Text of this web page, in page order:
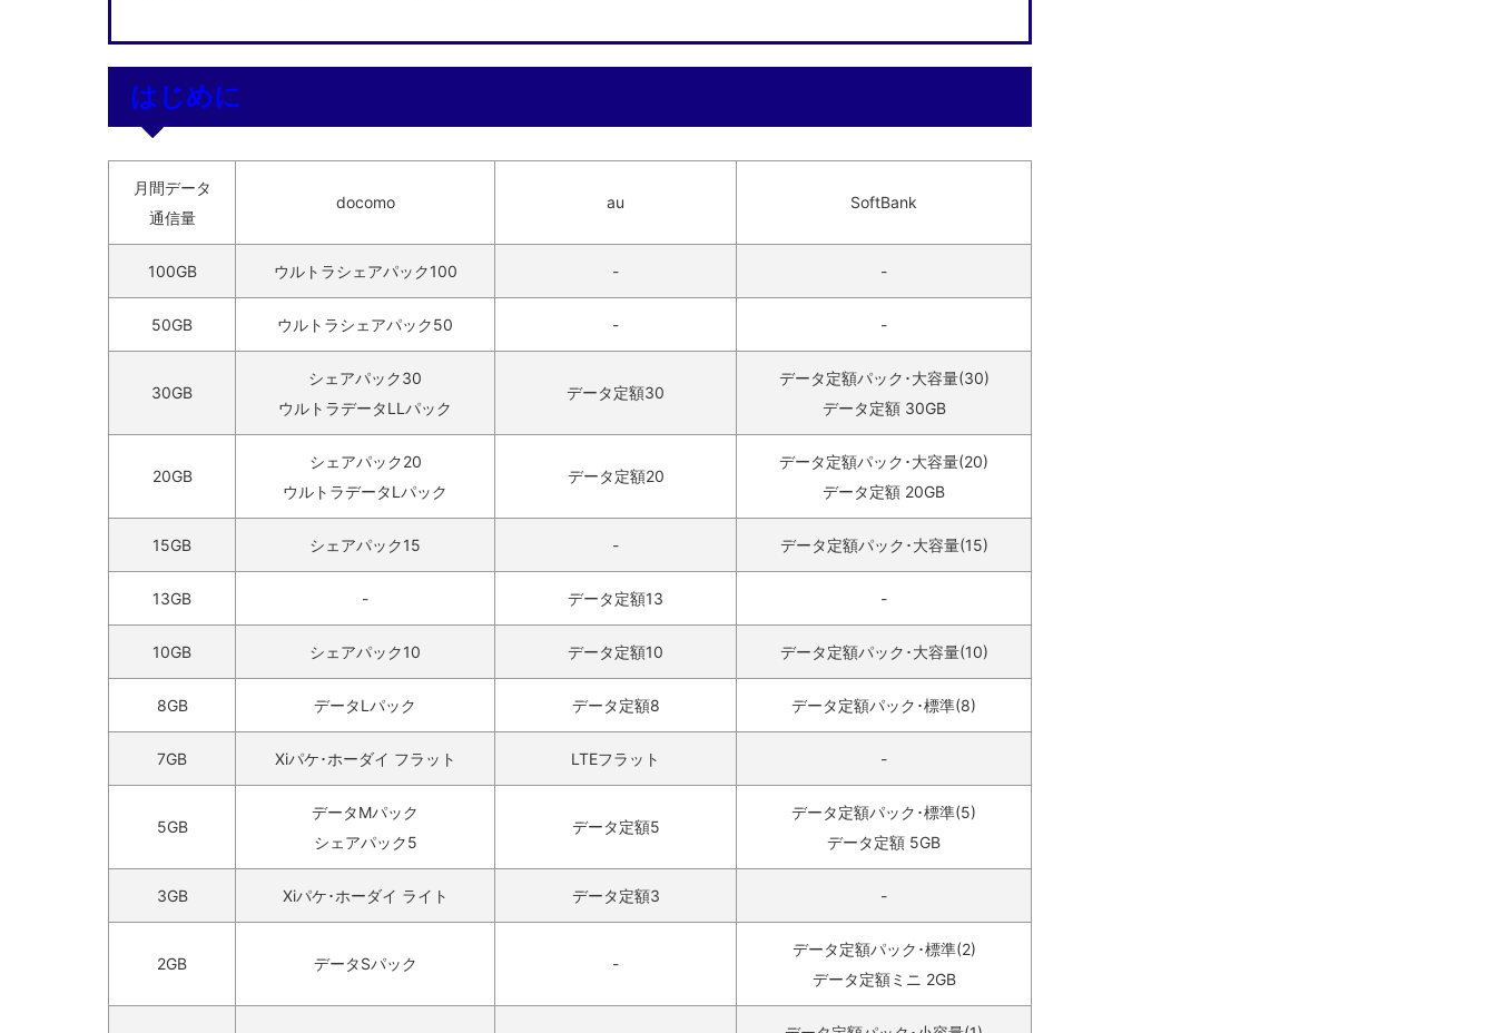
はじめに
月間データ
通信量
docomo au SoftBank
100GB ウルトラシェアパック100 - -
50GB ウルトラシェアパック50 - -
30GB
シェアパック30
ウルトラデータLLパック
データ定額30
データ定額パック･大容量(30)
データ定額 30GB
20GB
シェアパック20
ウルトラデータLパック
データ定額20
データ定額パック･大容量(20)
データ定額 20GB
15GB シェアパック15 - データ定額パック･大容量(15)
13GB - データ定額13 -
10GB シェアパック10 データ定額10 データ定額パック･大容量(10)
8GB データLパック データ定額8 データ定額パック･標準(8)
7GB Xiパケ･ホーダイ フラット LTEフラット -
5GB
データMパック
シェアパック5
データ定額5
データ定額パック･標準(5)
データ定額 5GB
3GB Xiパケ･ホーダイ ライト データ定額3 -
2GB データSパック -
データ定額パック･標準(2)
データ定額ミニ 2GB